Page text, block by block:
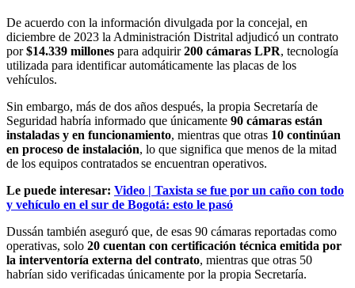
De acuerdo con la información divulgada por la concejal, en
diciembre de 2023 la Administración Distrital adjudicó un contrato
por$14.339 millones para adquirir200 cámaras LPR, tecnología
utilizada para identificar automáticamente las placas de los
vehículos.
Sin embargo, más de dos años después, la propia Secretaría de
Seguridad habría informado que únicamente 90 cámaras están
instaladas y en funcionamiento, mientras que otras 10 continúan
en proceso de instalación, lo que significa que menos de la mitad
de los equipos contratados se encuentran operativos.
Le puede interesar: Video | Taxista se fue por un caño con todo
y vehículo en el sur de Bogotá: esto le pasó
Dussán también aseguró que, de esas 90 cámaras reportadas como
operativas, solo 20 cuentan con certificación técnica emitida por
la interventoría externa del contrato, mientras que otras 50
habrían sido verificadas únicamente por la propia Secretaría.